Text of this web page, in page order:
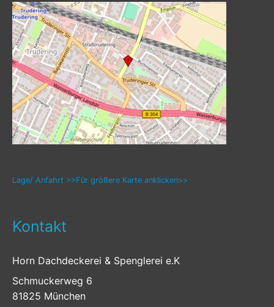
Lage/ Anfahrt >>Für größere Karte anklicken>>
Kontakt
Horn Dachdeckerei & Spenglerei e.K
Schmuckerweg 6
81825 München